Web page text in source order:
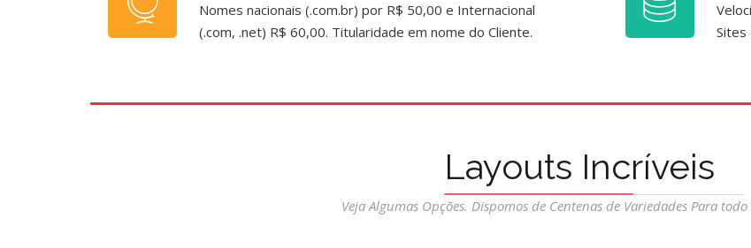
Nomes nacionais (.com.br) por R$ 50,00 e Internacional
(.com, .net) R$ 60,00. Titularidade em nome do Cliente.
Sites
Layouts Incríveis
Veja Algumas Opções. Dispomos de Centenas de Variedades Para